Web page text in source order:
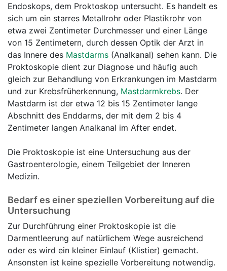
Endoskops, dem Proktoskop untersucht. Es handelt es
sich um ein starres Metallrohr oder Plastikrohr von
etwa zwei Zentimeter Durchmesser und einer Länge
von 15 Zentimetern, durch dessen Optik der Arzt in
das Innere des Mastdarms (Analkanal) sehen kann. Die
Proktoskopie dient zur Diagnose und häufig auch
gleich zur Behandlung von Erkrankungen im Mastdarm
und zur Krebsfrüherkennung, Mastdarmkrebs. Der
Mastdarm ist der etwa 12 bis 15 Zentimeter lange
Abschnitt des Enddarms, der mit dem 2 bis 4
Zentimeter langen Analkanal im After endet.
Die Proktoskopie ist eine Untersuchung aus der
Gastroenterologie, einem Teilgebiet der Inneren
Medizin.
Bedarf es einer speziellen Vorbereitung auf die
Untersuchung
Zur Durchführung einer Proktoskopie ist die
Darmentleerung auf natürlichem Wege ausreichend
oder es wird ein kleiner Einlauf (Klistier) gemacht.
Ansonsten ist keine spezielle Vorbereitung notwendig.